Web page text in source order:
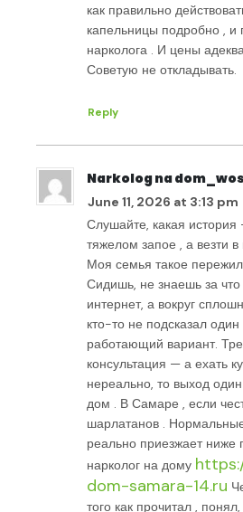
как правильно
капельницы подробно , и
нарколога . И цены
Советую не откладывать.
Reply
Narkolog na
June 11, 2026 at 3:13 pm
Слушайте, какая история
тяжелом запое , а везти в
Моя семья такое
Сидишь, не знаешь за что
интернет, а вокруг
кто-то не подсказал
работающий вариант.
консультация — а ехать
нереально, то выход
дом . В Самаре , если
шарлатанов . Нормальные
реально приезжает ниже
нарколог на дому
dom-samara-14.ru
того как прочитал ,